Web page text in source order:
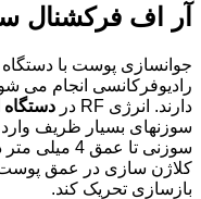
آر اف فرکشنال
جوانسازی پوست با دستگاه
رادیوفرکانسی انجام می
دارند. انرژی RF در
سوزنهای بسیار ظریف
سوزنی تا
کلاژن سازی در عمق پوست
بازسازی تحریک کند.